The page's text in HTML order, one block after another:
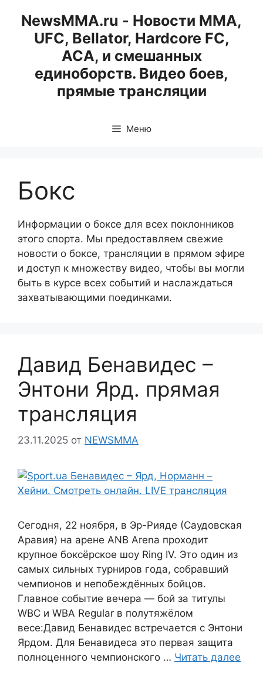
содержимому
NewsMMA.ru - Новости ММА,
UFC, Bellator, Hardcore FC,
ACA, и смешанных
единоборств. Видео боев,
прямые трансляции
Меню
Бокс
Информации о боксе для всех поклонников
этого спорта. Мы предоставляем свежие
новости о боксе, трансляции в прямом эфире
и доступ к множеству видео, чтобы вы могли
быть в курсе всех событий и наслаждаться
захватывающими поединками.
Давид Бенавидес –
Энтони Ярд. прямая
трансляция
23.11.2025 от NEWSMMA
Сегодня, 22 ноября, в Эр-Рияде (Саудовская
Аравия) на арене ANB Arena проходит
крупное боксёрское шоу Ring IV. Это один из
самых сильных турниров года, собравший
чемпионов и непобеждённых бойцов.
Главное событие вечера — бой за титулы
WBC и WBA Regular в полутяжёлом
весе:Давид Бенавидес встречается с Энтони
Ярдом. Для Бенавидеса это первая защита
полноценного чемпионского … Читать далее